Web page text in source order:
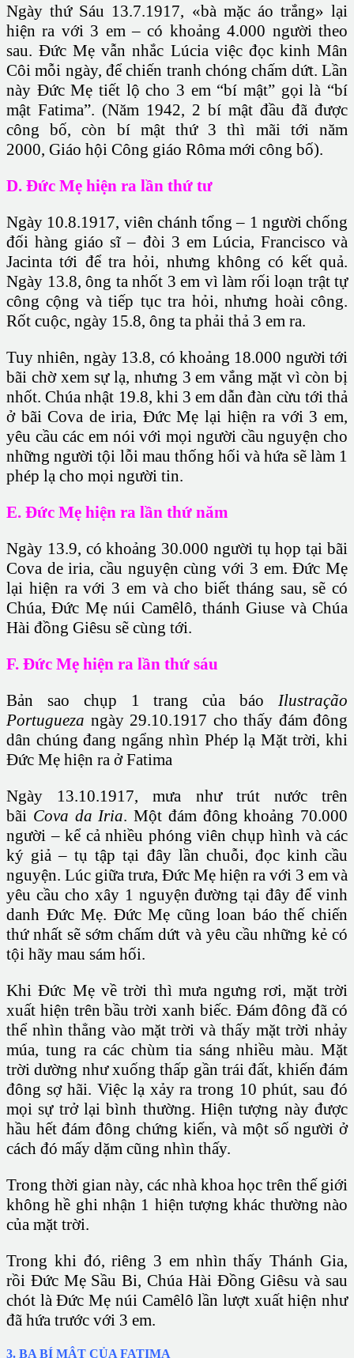
Ngày thứ Sáu 13.7.1917, «bà mặc áo trắng» lại
hiện ra với 3 em – có khoảng 4.000 người theo
sau. Đức Mẹ vẫn nhắc Lúcia việc đọc kinh Mân
Côi mỗi ngày, để chiến tranh chóng chấm dứt. Lần
này Đức Mẹ tiết lộ cho 3 em “bí mật” gọi là “bí
mật Fatima”. (Năm 1942, 2 bí mật đầu đã được
công bố, còn bí mật thứ 3 thì mãi tới năm
2000, Giáo hội Công giáo Rôma mới công bố).
D. Đức Mẹ hiện ra lần thứ tư
Ngày 10.8.1917, viên chánh tổng – 1 người chống
đối hàng giáo sĩ – đòi 3 em Lúcia, Francisco và
Jacinta tới để tra hỏi, nhưng không có kết quả.
Ngày 13.8, ông ta nhốt 3 em vì làm rối loạn trật tự
công cộng và tiếp tục tra hỏi, nhưng hoài công.
Rốt cuộc, ngày 15.8, ông ta phải thả 3 em ra.
Tuy nhiên, ngày 13.8, có khoảng 18.000 người tới
bãi chờ xem sự lạ, nhưng 3 em vắng mặt vì còn bị
nhốt. Chúa nhật 19.8, khi 3 em dẫn đàn cừu tới thả
ở bãi Cova de iria, Đức Mẹ lại hiện ra với 3 em,
yêu cầu các em nói với mọi người cầu nguyện cho
những người tội lỗi mau thống hối và hứa sẽ làm 1
phép lạ cho mọi người tin.
E. Đức Mẹ hiện ra lần thứ năm
Ngày 13.9, có khoảng 30.000 người tụ họp tại bãi
Cova de iria, cầu nguyện cùng với 3 em. Đức Mẹ
lại hiện ra với 3 em và cho biết tháng sau, sẽ có
Chúa, Đức Mẹ núi Camêlô, thánh Giuse và Chúa
Hài đồng Giêsu sẽ cùng tới.
F. Đức Mẹ hiện ra lần thứ sáu
Bản sao chụp 1 trang của báo Ilustração
Portugueza ngày 29.10.1917 cho thấy đám đông
dân chúng đang ngẩng nhìn Phép lạ Mặt trời, khi
Đức Mẹ hiện ra ở Fatima
Ngày 13.10.1917, mưa như trút nước trên
bãi Cova da Iria. Một đám đông khoảng 70.000
người – kể cả nhiều phóng viên chụp hình và các
ký giả – tụ tập tại đây lần chuỗi, đọc kinh cầu
nguyện. Lúc giữa trưa, Đức Mẹ hiện ra với 3 em và
yêu cầu cho xây 1 nguyện đường tại đây để vinh
danh Đức Mẹ. Đức Mẹ cũng loan báothế chiến
thứ nhất sẽ sớm chấm dứt và yêu cầu những kẻ có
tội hãy mau sám hối.
Khi Đức Mẹ về trời thì mưa ngưng rơi, mặt trời
xuất hiện trên bầu trời xanh biếc. Đám đông đã có
thể nhìn thẳng vào mặt trời và thấy mặt trời nhảy
múa, tung ra các chùm tia sáng nhiều màu. Mặt
trời dường như xuống thấp gần trái đất, khiến đám
đông sợ hãi. Việc lạ xảy ra trong 10 phút, sau đó
mọi sự trở lại bình thường. Hiện tượng này được
hầu hết đám đông chứng kiến, và một số người ở
cách đó mấy dặm cũng nhìn thấy.
Trong thời gian này, các nhà khoa học trên thế giới
không hề ghi nhận 1 hiện tượng khác thường nào
của mặt trời.
Trong khi đó, riêng 3 em nhìn thấy Thánh Gia,
rồi Đức Mẹ Sầu Bi, Chúa Hài Đồng Giêsu và sau
chót là Đức Mẹ núi Camêlô lần lượt xuất hiện như
đã hứa trước với 3 em.
3. BA BÍ MẬT CỦA FATIMA